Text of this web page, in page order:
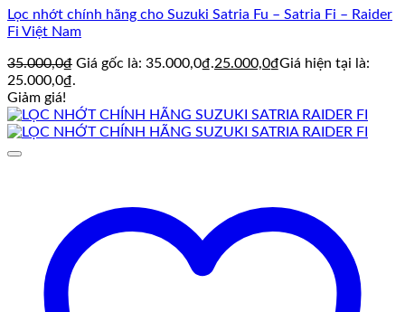
Lọc nhớt chính hãng cho Suzuki Satria Fu – Satria Fi – Raider
Fi Việt Nam
35.000,0₫ Giá gốc là: 35.000,0₫.25.000,0₫Giá hiện tại là:
25.000,0₫.
Giảm giá!